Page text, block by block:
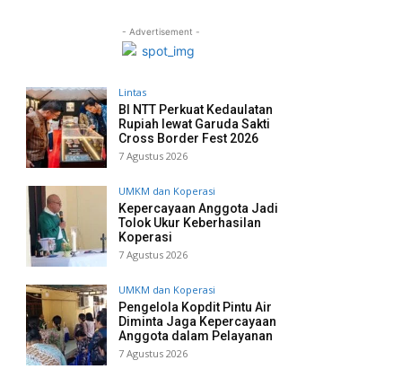
- Advertisement -
Lintas
BI NTT Perkuat Kedaulatan
Rupiah lewat Garuda Sakti
Cross Border Fest 2026
7 Agustus 2026
UMKM dan Koperasi
Kepercayaan Anggota Jadi
Tolok Ukur Keberhasilan
Koperasi
7 Agustus 2026
UMKM dan Koperasi
Pengelola Kopdit Pintu Air
Diminta Jaga Kepercayaan
Anggota dalam Pelayanan
7 Agustus 2026